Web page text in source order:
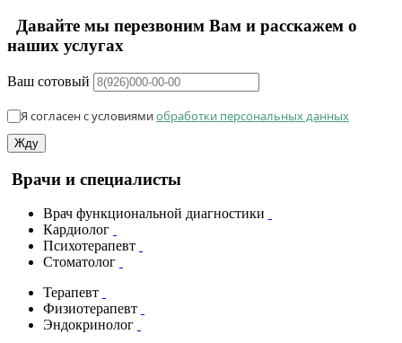
Давайте мы перезвоним Вам и расскажем о
наших услугах
Ваш сотовый
Я согласен с условиямиобработки персональных данных
Жду
Врачи и специалисты
Врач функциональной диагностики
Кардиолог
Психотерапевт
Стоматолог
Терапевт
Физиотерапевт
Эндокринолог